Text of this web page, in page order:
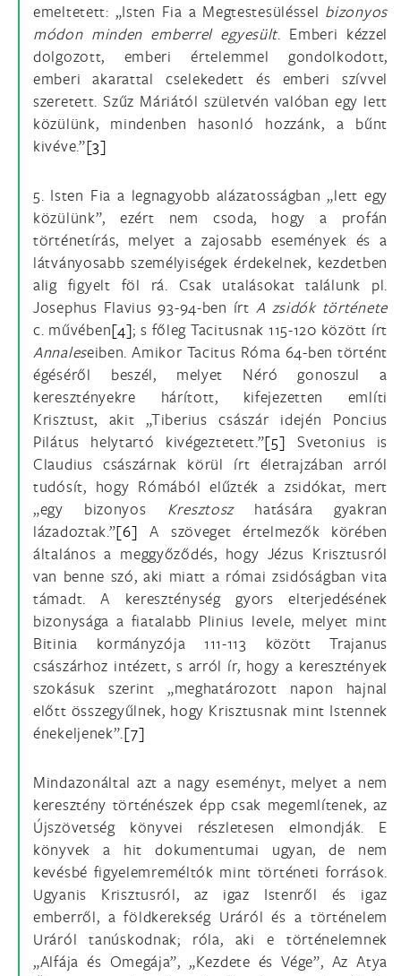
emeltetett: „Isten Fia a Megtestesüléssel bizonyos
módon minden emberrel egyesült. Emberi kézzel
dolgozott, emberi értelemmel gondolkodott,
emberi akarattal cselekedett és emberi szívvel
szeretett. Szűz Máriától születvén valóban egy lett
közülünk, mindenben hasonló hozzánk, a bűnt
kivéve.”[3]
5. Isten Fia a legnagyobb alázatosságban „lett egy
közülünk”, ezért nem csoda, hogy a profán
történetírás, melyet a zajosabb események és a
látványosabb személyiségek érdekelnek, kezdetben
alig figyelt föl rá. Csak utalásokat találunk pl.
Josephus Flavius 93-94-ben írt A zsidók története
c. művében[4]; s főleg Tacitusnak 115-120 között írt
Annaleseiben. Amikor Tacitus Róma 64-ben történt
égéséről beszél, melyet Néró gonoszul a
keresztényekre hárított, kifejezetten említi
Krisztust, akit „Tiberius császár idején Poncius
Pilátus helytartó kivégeztetett.”[5] Svetonius is
Claudius császárnak körül írt életrajzában arról
tudósít, hogy Rómából elűzték a zsidókat, mert
„egy bizonyos Kresztoszhatására gyakran
lázadoztak.”[6] A szöveget értelmezők körében
általános a meggyőződés, hogy Jézus Krisztusról
van benne szó, aki miatt a római zsidóságban vita
támadt. A kereszténység gyors elterjedésének
bizonysága a fiatalabb Plinius levele, melyet mint
Bitinia kormányzója 111-113 között Trajanus
császárhoz intézett, s arról ír, hogy a keresztények
szokásuk szerint „meghatározott napon hajnal
előtt összegyűlnek, hogy Krisztusnak mint Istennek
énekeljenek”.[7]
Mindazonáltal azt a nagy eseményt, melyet a nem
keresztény történészek épp csak megemlítenek, az
Újszövetség könyvei részletesen elmondják. E
könyvek a hit dokumentumai ugyan, de nem
kevésbé figyelemreméltók mint történeti források.
Ugyanis Krisztusról, az igaz Istenről és igaz
emberről, a földkerekség Uráról és a történelem
Uráról tanúskodnak; róla, aki e történelemnek
„Alfája és Omegája”, „Kezdete és Vége”, Az Atya